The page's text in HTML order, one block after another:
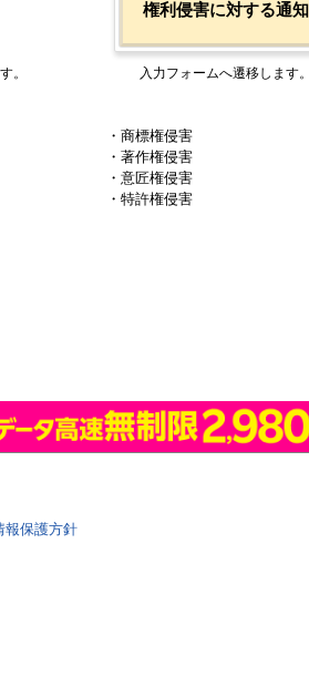
。
権利侵害に対する通知
入力フォームへ遷移します。
・商標権侵害
・著作権侵害
・意匠権侵害
・特許権侵害
報保護方針